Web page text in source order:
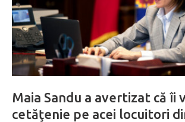
Maia Sandu a avertizat că îi
cetăţenie pe acei locuitori